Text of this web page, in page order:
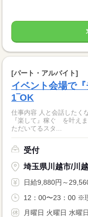
[パート・アルバイト]
イベント会場で
1‾OK
仕事内容 人と会話したくないな..... 疲れるのは嫌だな。。。 など
『楽して』稼ぐ を叶えます。 人気のお仕事の為、既に
ただいてるスタ...
受付
埼玉県川越市/川
日給9,880円～
12：00〜23：00 ※
月曜日 火曜日 水曜